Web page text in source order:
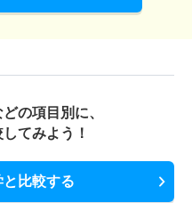
の項目別に、
てみよう！
比較する